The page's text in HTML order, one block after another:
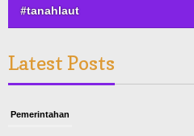
#tanahlaut
Latest Posts
Pemerintahan